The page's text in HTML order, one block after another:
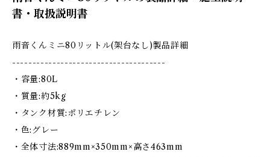
書・取扱説明書
雨音くんミニ80リットル(架台なし)製品詳細
--------------------------------------
・容量:80L
・質量:約5kg
・タンク材質:ポリエチレン
・色:グレー
・全体寸法:889mm×350mm×高さ463mm